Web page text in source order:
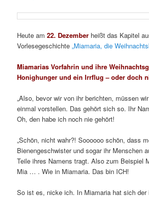
Heute am22. Dezember heißt das Kapitel
Vorlesegeschichte„Miamaria, die
Miamarias Vorfahrin und ihre
Honighunger und ein Irrflug – oder doch
„Also, bevor wir von ihr berichten, müssen
einmal vorstellen. Das gehört sich so. Ihr
Oh, den habe ich noch nie gehört!
„Schön, nicht wahr?! Soooooo schön, dass
Bienengeschwister und sogar ihr Menschen
Teile ihres Namens tragt. Also zum Beispiel
Mia … . Wie in Miamaria. Das bin ICH!
So ist es, nicke ich. In Miamaria hat sich der